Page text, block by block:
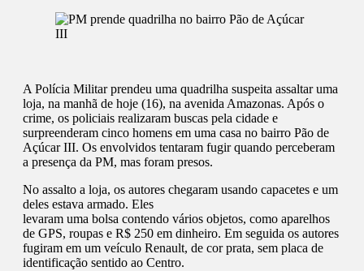
A Polícia Militar prendeu uma quadrilha suspeita assaltar uma
loja, na manhã de hoje (16), na avenida Amazonas. Após o
crime, os policiais realizaram buscas pela cidade e
surpreenderam cinco homens em uma casa no bairro Pão de
Açúcar III. Os envolvidos tentaram fugir quando perceberam
a presença da PM, mas foram presos.
No assalto a loja, os autores chegaram usando capacetes e um
deles estava armado. Eles
levaram uma bolsa contendo vários objetos, como aparelhos
de GPS, roupas e R$ 250 em dinheiro. Em seguida os autores
fugiram em um veículo Renault, de cor prata, sem placa de
identificação sentido ao Centro.